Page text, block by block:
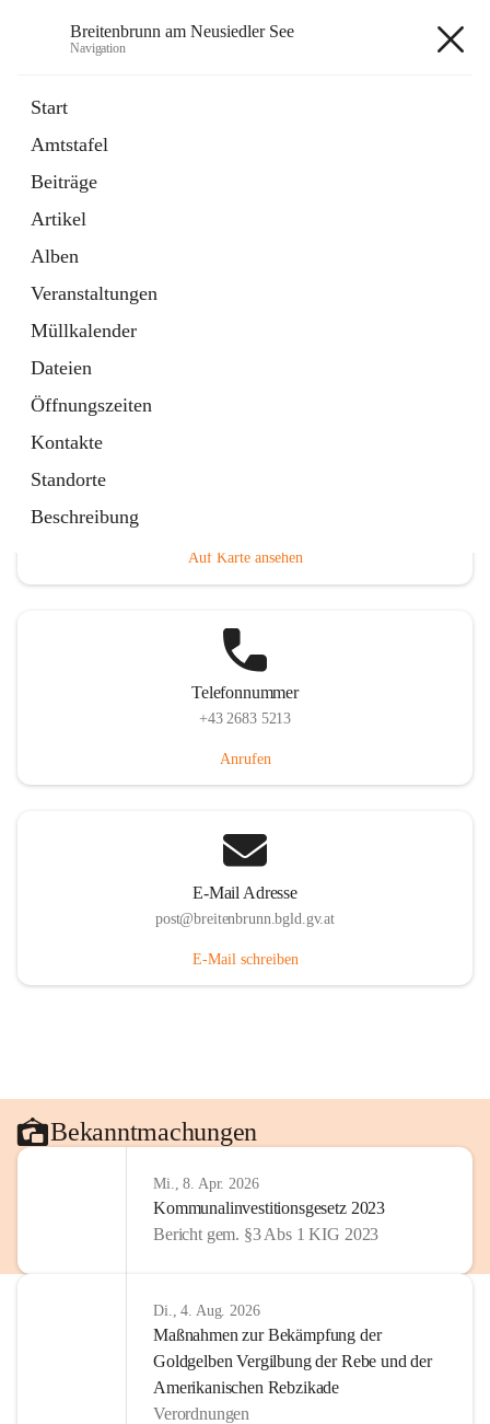
Breitenbrunn am Neusiedler See
Navigation
Start
Amtstafel
Beiträge
Artikel
Alben
Veranstaltungen
Müllkalender
Dateien
Öffnungszeiten
Kontakte
Standorte
Beschreibung
18 Schnellzugriffe
Gemeindeservice
Auf Karte ansehen
Telefonnummer
+43 2683 5213
Anrufen
E-Mail Adresse
post@breitenbrunn.bgld.gv.at
E-Mail schreiben
Bekanntmachungen
Mi., 8. Apr. 2026
Kommunalinvestitionsgesetz 2023
Bericht gem. §3 Abs 1 KIG 2023
Di., 4. Aug. 2026
Maßnahmen zur Bekämpfung der
Goldgelben Vergilbung der Rebe und der
Amerikanischen Rebzikade
Verordnungen